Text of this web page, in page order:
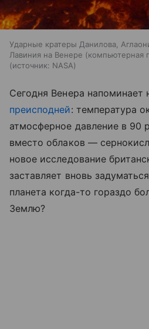
Ударные кратеры Данилова,
Лавиния на Венере (компьютерная
источник: NASA
Сегодня Венера
преисподней: температура
атмосферное давление в 90
вместо облаков —
новое исследование
заставляет вновь
планета когда-то гораздо
Землю?